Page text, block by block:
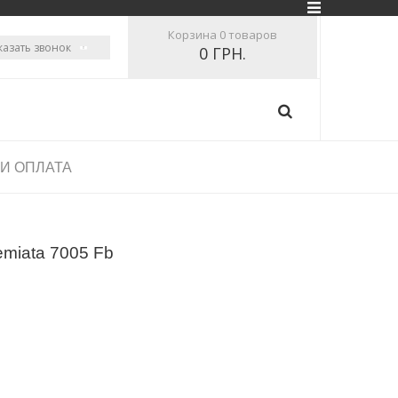
звонок
Корзина 0 товаров
0 ГРН.
ОПЛАТА
7005 Fb